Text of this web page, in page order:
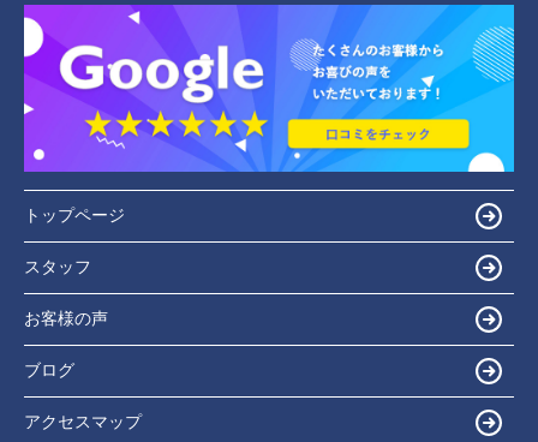
トップページ
スタッフ
お客様の声
ブログ
アクセスマップ